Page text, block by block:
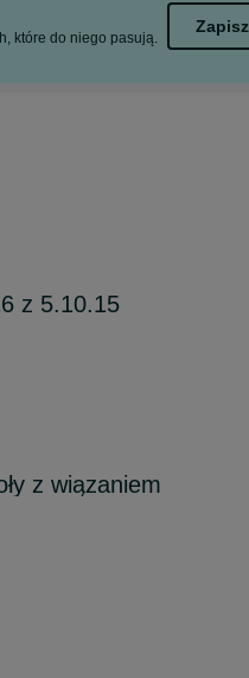
które do niego pasują.
Zapisz
z 5.10.15
z wiązaniem